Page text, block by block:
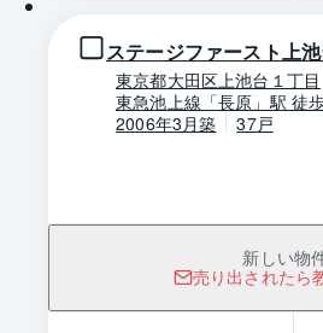
ステージファースト上
東京都大田区上池台１丁目
東急池上線「長原」駅 徒
2006年3月築
37戸
新しい物
売り出されたら